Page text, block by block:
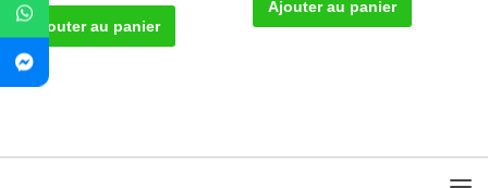
Ajouter au panier
Ajouter au panier